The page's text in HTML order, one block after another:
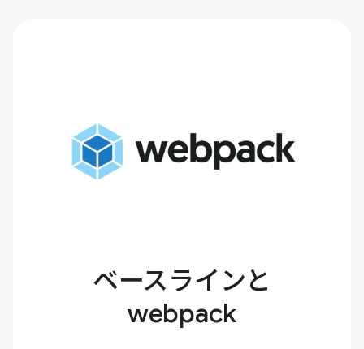
ベースラインと
webpack